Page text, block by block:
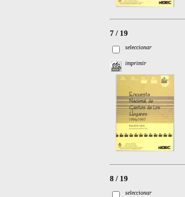
7 / 19
seleccionar
imprimir
8 / 19
seleccionar